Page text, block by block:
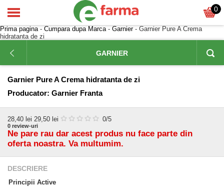
0
Prima pagina- Cumpara dupa Marca- Garnier- Garnier Pure A Crema
hidratanta de zi
GARNIER
Garnier Pure A Crema hidratanta de zi
Producator: Garnier Franta
28,40 lei 29,50 lei 0/5
0 review-uri
Ne pare rau dar acest produs nu face parte din
oferta noastra. Va multumim.
DESCRIERE
Principii Active